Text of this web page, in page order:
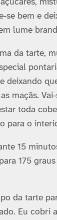
se bem e
lume
da tarte,
deixando
maçãs.
toda
para o
15
175
da tarte
Eu cobri